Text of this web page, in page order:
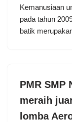
Kemanusiaan
pada tahun
batik
PMR SMP
meraih
lomba